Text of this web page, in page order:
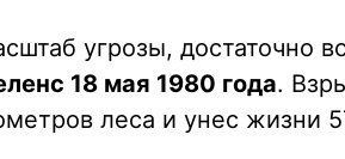
угрозы, достаточно
18 мая 1980 года.
леса и унес жизни